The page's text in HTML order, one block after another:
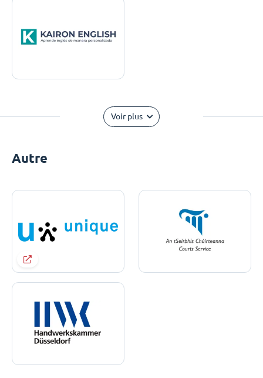
Voir plus
Autre